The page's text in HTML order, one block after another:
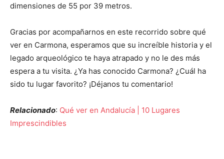
dimensiones de 55 por 39 metros.
Gracias por acompañarnos en este recorrido sobre qué
ver en Carmona, esperamos que su increíble historia y el
legado arqueológico te haya atrapado y no le des más
espera a tu visita. ¿Ya has conocido Carmona? ¿Cuál ha
sido tu lugar favorito? ¡Déjanos tu comentario!
Relacionado: Qué ver en Andalucía | 10 Lugares
Imprescindibles